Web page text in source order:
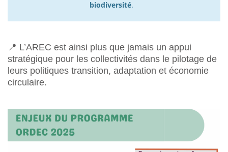
biodiversité.
📍 L’AREC est ainsi plus que jamais un appui
stratégique pour les collectivités dans le pilotage de
leurs politiques transition, adaptation et économie
circulaire.